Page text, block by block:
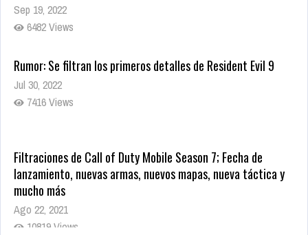
Sep 19, 2022
6482 Views
Rumor: Se filtran los primeros detalles de Resident Evil 9
Jul 30, 2022
7416 Views
Filtraciones de Call of Duty Mobile Season 7; Fecha de
lanzamiento, nuevas armas, nuevos mapas, nueva táctica y
mucho más
Ago 22, 2021
10819 Views